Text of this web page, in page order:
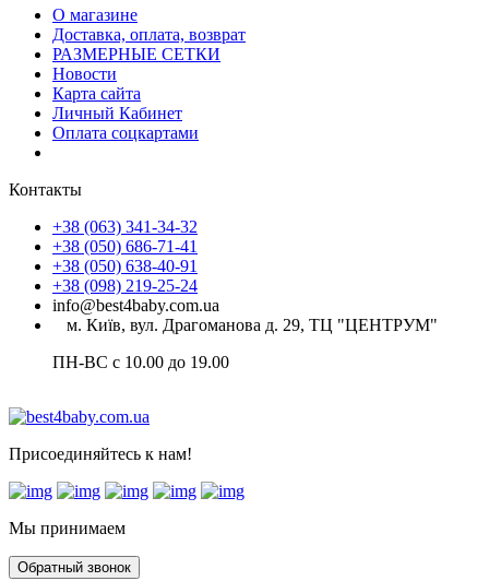
О магазине
Доставка, оплата, возврат
РАЗМЕРНЫЕ СЕТКИ
Новости
Карта сайта
Личный Кабинет
Оплата соцкартами
Контакты
+38 (063) 341-34-32
+38 (050) 686-71-41
+38 (050) 638-40-91
+38 (098) 219-25-24
info@best4baby.com.ua
м. Київ, вул. Драгоманова д. 29, ТЦ "ЦЕНТРУМ"
ПН-ВС с 10.00 до 19.00
Присоединяйтесь к нам!
Мы принимаем
Обратный звонок